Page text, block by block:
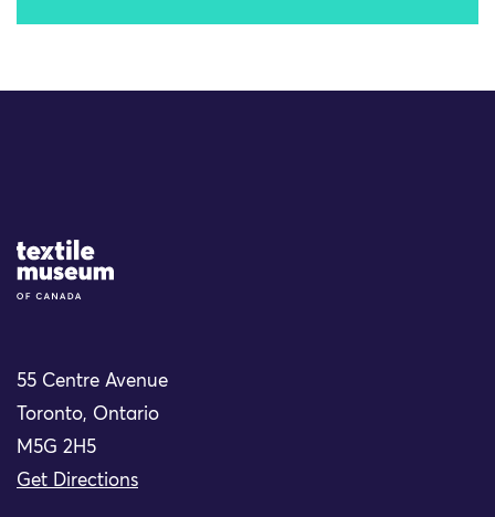
Site Logo
55 Centre Avenue
Toronto, Ontario
M5G 2H5
Get Directions